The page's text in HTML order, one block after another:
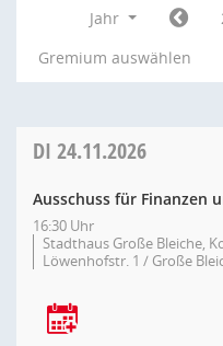
Jahr
Gremium auswählen
DI 24.11.2026
Ausschuss für Finanzen
16:30 Uhr
Stadthaus Große Bleiche,
Löwenhofstr. 1 / Große